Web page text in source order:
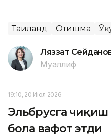
Таиланд Отишма
Ляззат
Муаллиф
19:10, 20 Июл 2026
Эльбрусга чиқиш
бола вафот этди